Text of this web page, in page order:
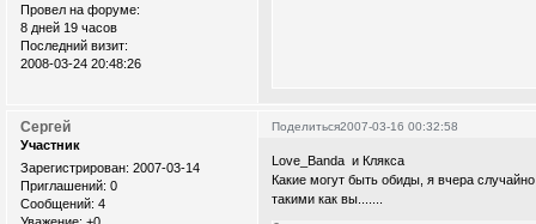
Провел на форуме:
8 дней 19 часов
Последний визит:
2008-03-24 20:48:26
Поделиться2007-03-16 00:32:58
Сергей
Участник
Зарегистрирован: 2007-03-14
Приглашений: 0
Сообщений: 4
Love_Banda и Клякса
Какие могут быть обиды, я вчера
такими как вы.......